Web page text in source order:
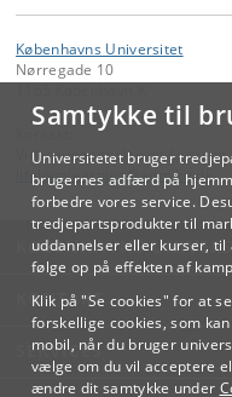
Samtykke til
Universitetet bruger
brugernes adfærd på
forbedre vores service.
tredjepartsprodukter til
uddannelser eller kurser,
følge op på effekten af
Klik på "Se cookies" for at
forskellige cookies, som
mobil, når du bruger
vælge om du vil acceptere
ændre dit samtykke under
Københavns Universitet
Nørregade 10
Videreuddannelse og
lifelonglearning@adm.ku.dk
KØBENHAVNS
KONTAKT
SERVICES